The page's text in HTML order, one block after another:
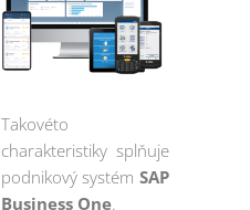
Takovéto
charakteristiky splňuje
podnikový systémSAP
Business One.